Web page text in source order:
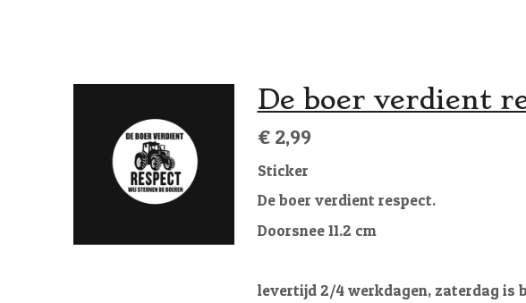
De boer verdient
€ 2,99
Sticker
De boer verdient respect.
Doorsnee 11.2 cm
levertijd 2/4 werkdagen, zaterdag is